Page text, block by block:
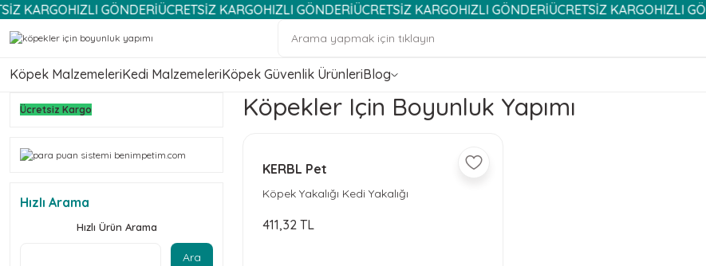
HIZLI GÖNDERİÜCRETSİZ KARGOHIZLI GÖNDERİÜCRETSİZ KARGOHIZLI GÖNDERİÜCRETSİZ KARGOHIZLI GÖNDERİ
Köpek MalzemeleriKedi MalzemeleriKöpek Güvenlik ÜrünleriBlog
Ücretsiz Kargo
Hızlı Arama
Hızlı Ürün Arama
Ara
Köpekler Için Boyunluk Yapımı
KERBL Pet
Köpek Yakalığı Kedi Yakalığı
411,32 TL